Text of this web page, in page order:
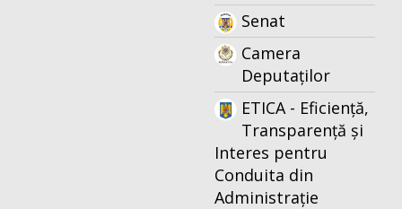
Senat
Camera
Deputaților
ETICA - Eficiență,
Transparență și
Interes pentru
Conduita din
Administrație